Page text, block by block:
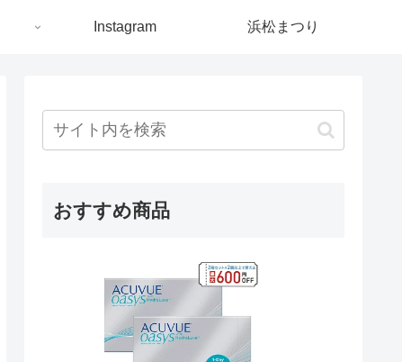
Instagram 浜松まつり
おすすめ商品